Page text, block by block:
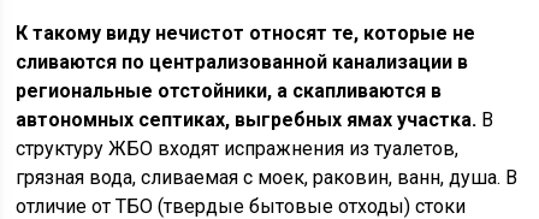
К такому виду нечистот относят те, которые не
сливаются по централизованной канализации в
региональные отстойники, а скапливаются в
автономных септиках, выгребных ямах участка. В
структуру ЖБО входят испражнения из туалетов,
грязная вода, сливаемая с моек, раковин, ванн, душа. В
отличие от ТБО (твердые бытовые отходы) стоки